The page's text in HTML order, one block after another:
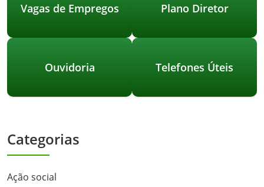
Vagas de Empregos Plano Diretor
Ouvidoria Telefones Úteis
Categorias
Ação social